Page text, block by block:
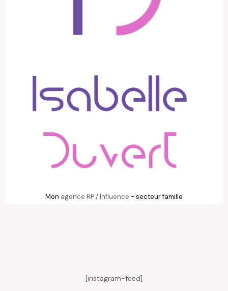
Mon agence RP / Influence - secteur famille
[instagram-feed]